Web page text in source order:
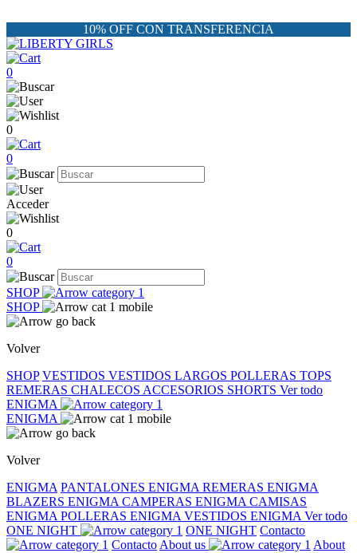
10% OFF CON TRANSFERENCIA
0
0
0
Acceder
0
0
SHOP
SHOP
Volver
SHOP VESTIDOS VESTIDOS LARGOS POLLERAS TOPS
REMERAS CHALECOS ACCESORIOS SHORTS Ver todo
ENIGMA
ENIGMA
Volver
ENIGMA PANTALONES ENIGMA REMERAS ENIGMA
BLAZERS ENIGMA CAMPERAS ENIGMA CAMISAS
ENIGMA POLLERAS ENIGMA VESTIDOS ENIGMA Ver todo
ONE NIGHT
ONE NIGHT Contacto
Contacto About us
About